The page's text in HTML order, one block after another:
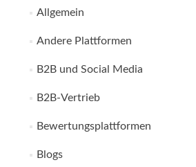
Allgemein
Andere Plattformen
B2B und Social Media
B2B-Vertrieb
Bewertungsplattformen
Blogs